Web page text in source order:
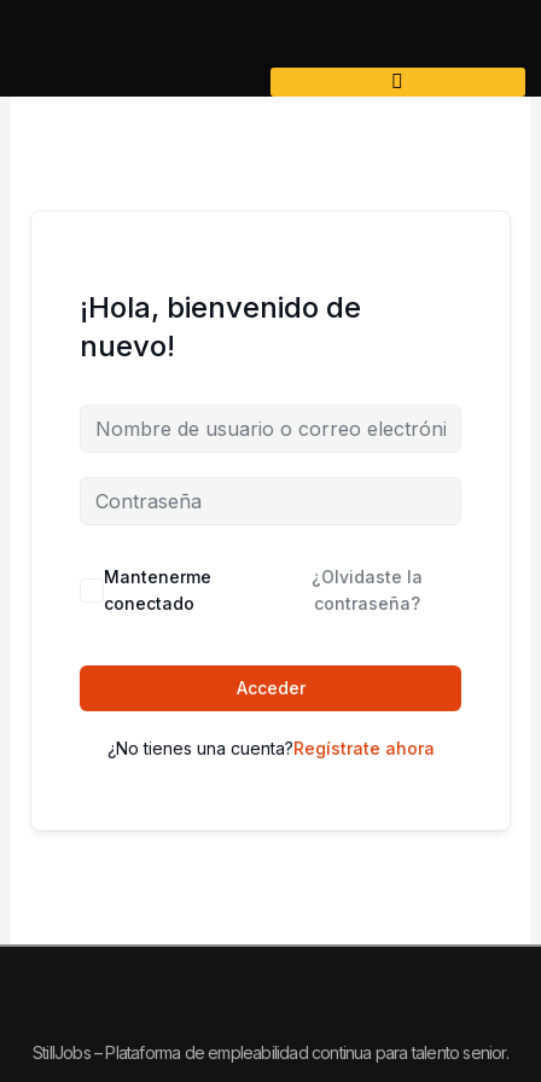
¡Hola, bienvenido de
nuevo!
Mantenerme
conectado
¿Olvidaste la
contraseña?
Acceder
¿No tienes una cuenta?Regístrate ahora
StillJobs – Plataforma de empleabilidad continua para talento senior.